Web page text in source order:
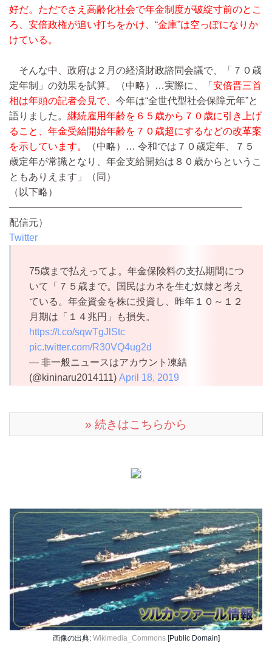
好だ。ただでさえ高齢化社会で年金制度が破綻寸前のとこ
ろ、安倍政権が追い打ちをかけ、“金庫”は空っぽになりか
けている。
そんな中、政府は２月の経済財政諮問会議で、「７０歳
定年制」の効果を試算。
（中略）…実際に、「 安倍晋三首
相は年頭の記者会見で、 今年は“全世代型社会保障元年”と
語りました。 継続雇用年齢を６５歳から７０歳に引き上げ
ること、年金受給開始年齢を７０歳超にするなどの改革案
を示しています。
（中略）… 令和では７０歳定年、７５
歳定年が常識となり、年金支給開始は８０歳からというこ
ともありえます」（同）
（以下略）
————————————————————————
配信元）
Twitter
75歳まで払えってよ。年金保険料の支払期間につ
いて「７５歳まで。国民はカネを生む奴隷と考え
ている。年金資金を株に投資し、昨年１０～１２
月期は「１４兆円」も損失。
https://t.co/sqwTgJlStc
pic.twitter.com/R30VQ4ug2d
— 非一般ニュースはアカウント凍結
(@kininaru2014111) April 18, 2019
» 続きはこちらから
画像の出典: Wikimedia_Commons[Public Domain]